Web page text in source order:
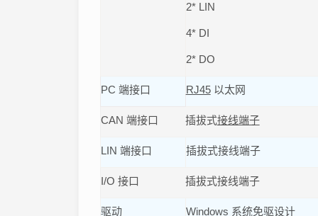
2* LIN
4* DI
2* DO
PC 端接口 RJ45以太网
CAN 端接口 插拔式接线端子
LIN 端接口 插拔式接线端子
I/O 接口 插拔式接线端子
驱动 Windows 系统免驱设计